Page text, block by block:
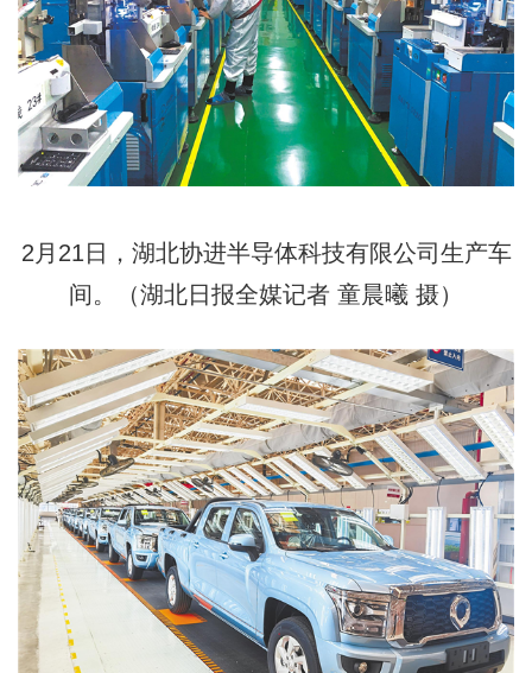
2月21日，湖北协进半导体科技有限公司生产车
间。（湖北日报全媒记者 童晨曦 摄）